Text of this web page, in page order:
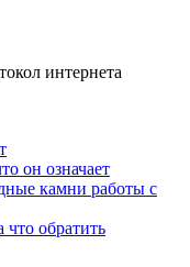
интернета
он означает
камни работы с
что обратить